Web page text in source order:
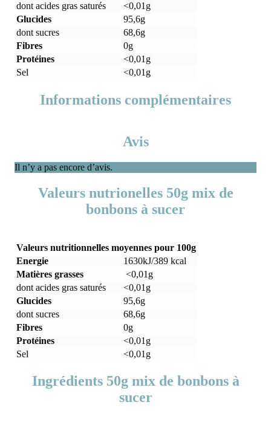
dont acides gras saturés
<0,01g
Glucides
95,6g
dont sucres
68,6g
Fibres
0g
Protéines
<0,01g
Sel
<0,01g
Informations complémentaires
Avis
Il n’y a pas encore d’avis.
Valeurs nutrionelles 50g mix de
bonbons à sucer
Valeurs nutritionnelles moyennes pour 100g
Energie
1630kJ/389 kcal
Matières grasses
<0,01g
dont acides gras saturés
<0,01g
Glucides
95,6g
dont sucres
68,6g
Fibres
0g
Protéines
<0,01g
Sel
<0,01g
Ingrédients 50g mix de bonbons à
sucer